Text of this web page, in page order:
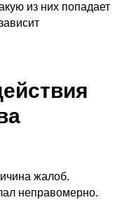
из них попадает
жалоб.
неправомерно.